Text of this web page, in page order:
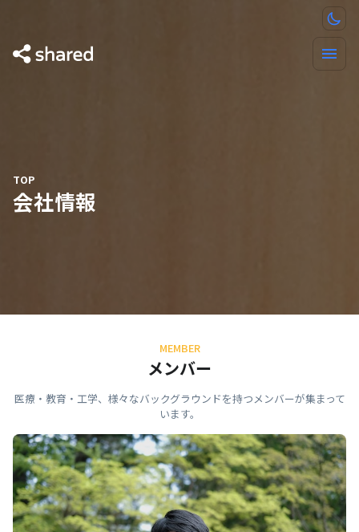
TOP
会社情報
MEMBER
メンバー
医療・教育・工学、様々なバックグラウンドを持つメンバーが集まって
います。